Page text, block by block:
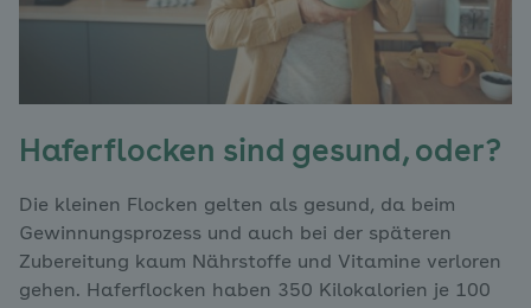
Haferflocken sind gesund, oder?
Die kleinen Flocken gelten als gesund, da beim
Gewinnungsprozess und auch bei der späteren
Zubereitung kaum Nährstoffe und Vitamine verloren
gehen. Haferflocken haben 350 Kilokalorien je 100